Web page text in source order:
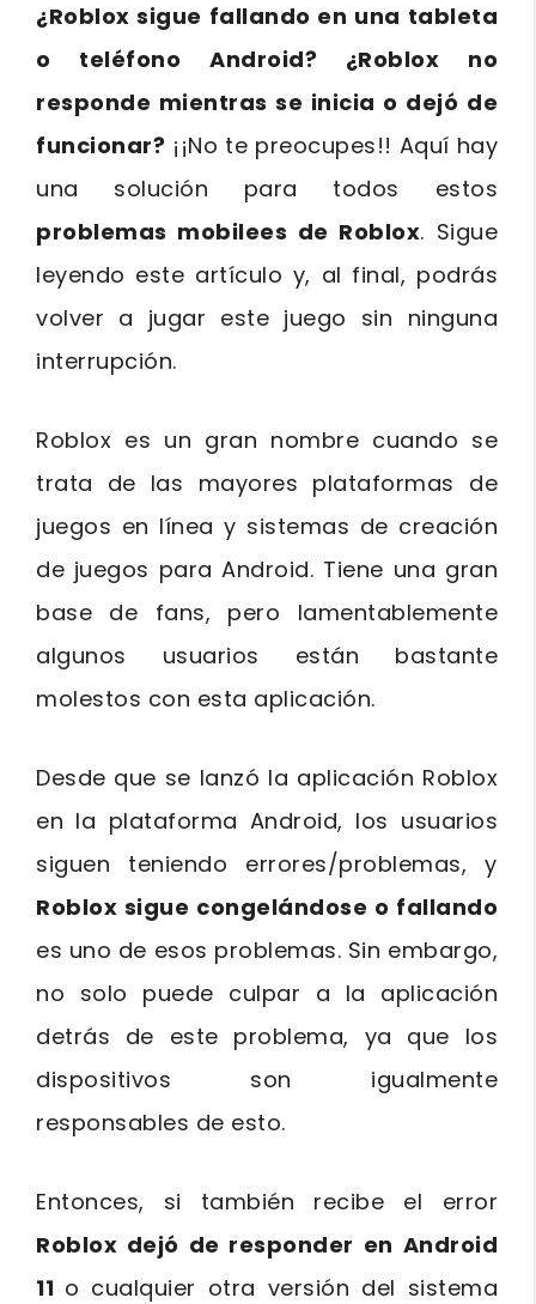
¿Roblox sigue fallando en una tableta
o teléfono Android? ¿Roblox no
responde mientras se inicia o dejó de
funcionar? ¡¡No te preocupes!! Aquí hay
una solución para todos estos
problemas mobilees de Roblox. Sigue
leyendo este artículo y, al final, podrás
volver a jugar este juego sin ninguna
interrupción.
Roblox es un gran nombre cuando se
trata de las mayores plataformas de
juegos en línea y sistemas de creación
de juegos para Android. Tiene una gran
base de fans, pero lamentablemente
algunos usuarios están bastante
molestos con esta aplicación.
Desde que se lanzó la aplicación Roblox
en la plataforma Android, los usuarios
siguen teniendo errores/problemas, y
Roblox sigue congelándose o fallando
es uno de esos problemas. Sin embargo,
no solo puede culpar a la aplicación
detrás de este problema, ya que los
dispositivos son igualmente
responsables de esto.
Entonces, si también recibe el error
Roblox dejó de responder en Android
11 o cualquier otra versión del sistema